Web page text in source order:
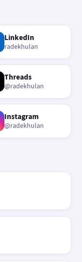
LinkedIn
radekhulan
Threads
@radekhulan
Instagram
@radekhulan